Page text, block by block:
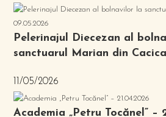
Pelerinajul Diecezan al
sanctuarul Marian din
11/05/2026
Academia „Petru Tocănel” –